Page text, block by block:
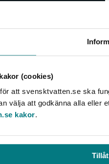
(cookies)
att svensktvatten.se ska
välja att godkänna alla
kakor.
Tel. 08-506 002 00
Vatten